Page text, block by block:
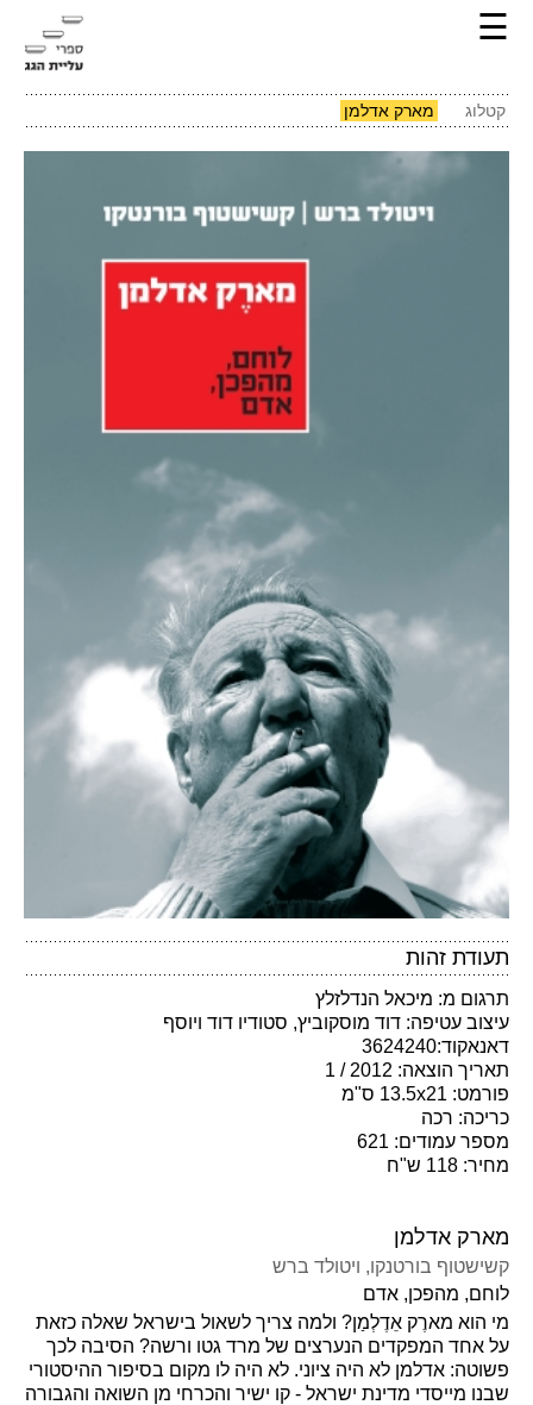
☰
קטלוג מארק אדלמן
תעודת זהות
תרגום מ: מיכאל הנדלזלץ
עיצוב עטיפה: דוד מוסקוביץ, סטודיו דוד ויוסף
דאנאקוד:3624240
תאריך הוצאה: 2012 / 1
פורמט: 13.5x21 ס"מ
כריכה: רכה
מספר עמודים: 621
מחיר: 118 ש"ח
מארק אדלמן
קשישטוף בורטנקו, ויטולד ברש
לוחם, מהפכן, אדם
מי הוא מארֶק אֵדֶלְמַן? ולמה צריך לשאול בישראל שאלה כזאת
על אחד המפקדים הנערצים של מרד גטו ורשה? הסיבה לכך
פשוטה: אדלמן לא היה ציוני. לא היה לו מקום בסיפור ההיסטורי
שבנו מייסדי מדינת ישראל - קו ישיר והכרחי מן השואה והגבורה